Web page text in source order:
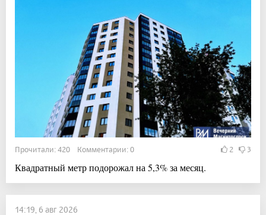
Прочитали: 420 Комментарии: 0 2 3
Квадратный метр подорожал на 5,3% за месяц.
14:19, 6 авг 2026